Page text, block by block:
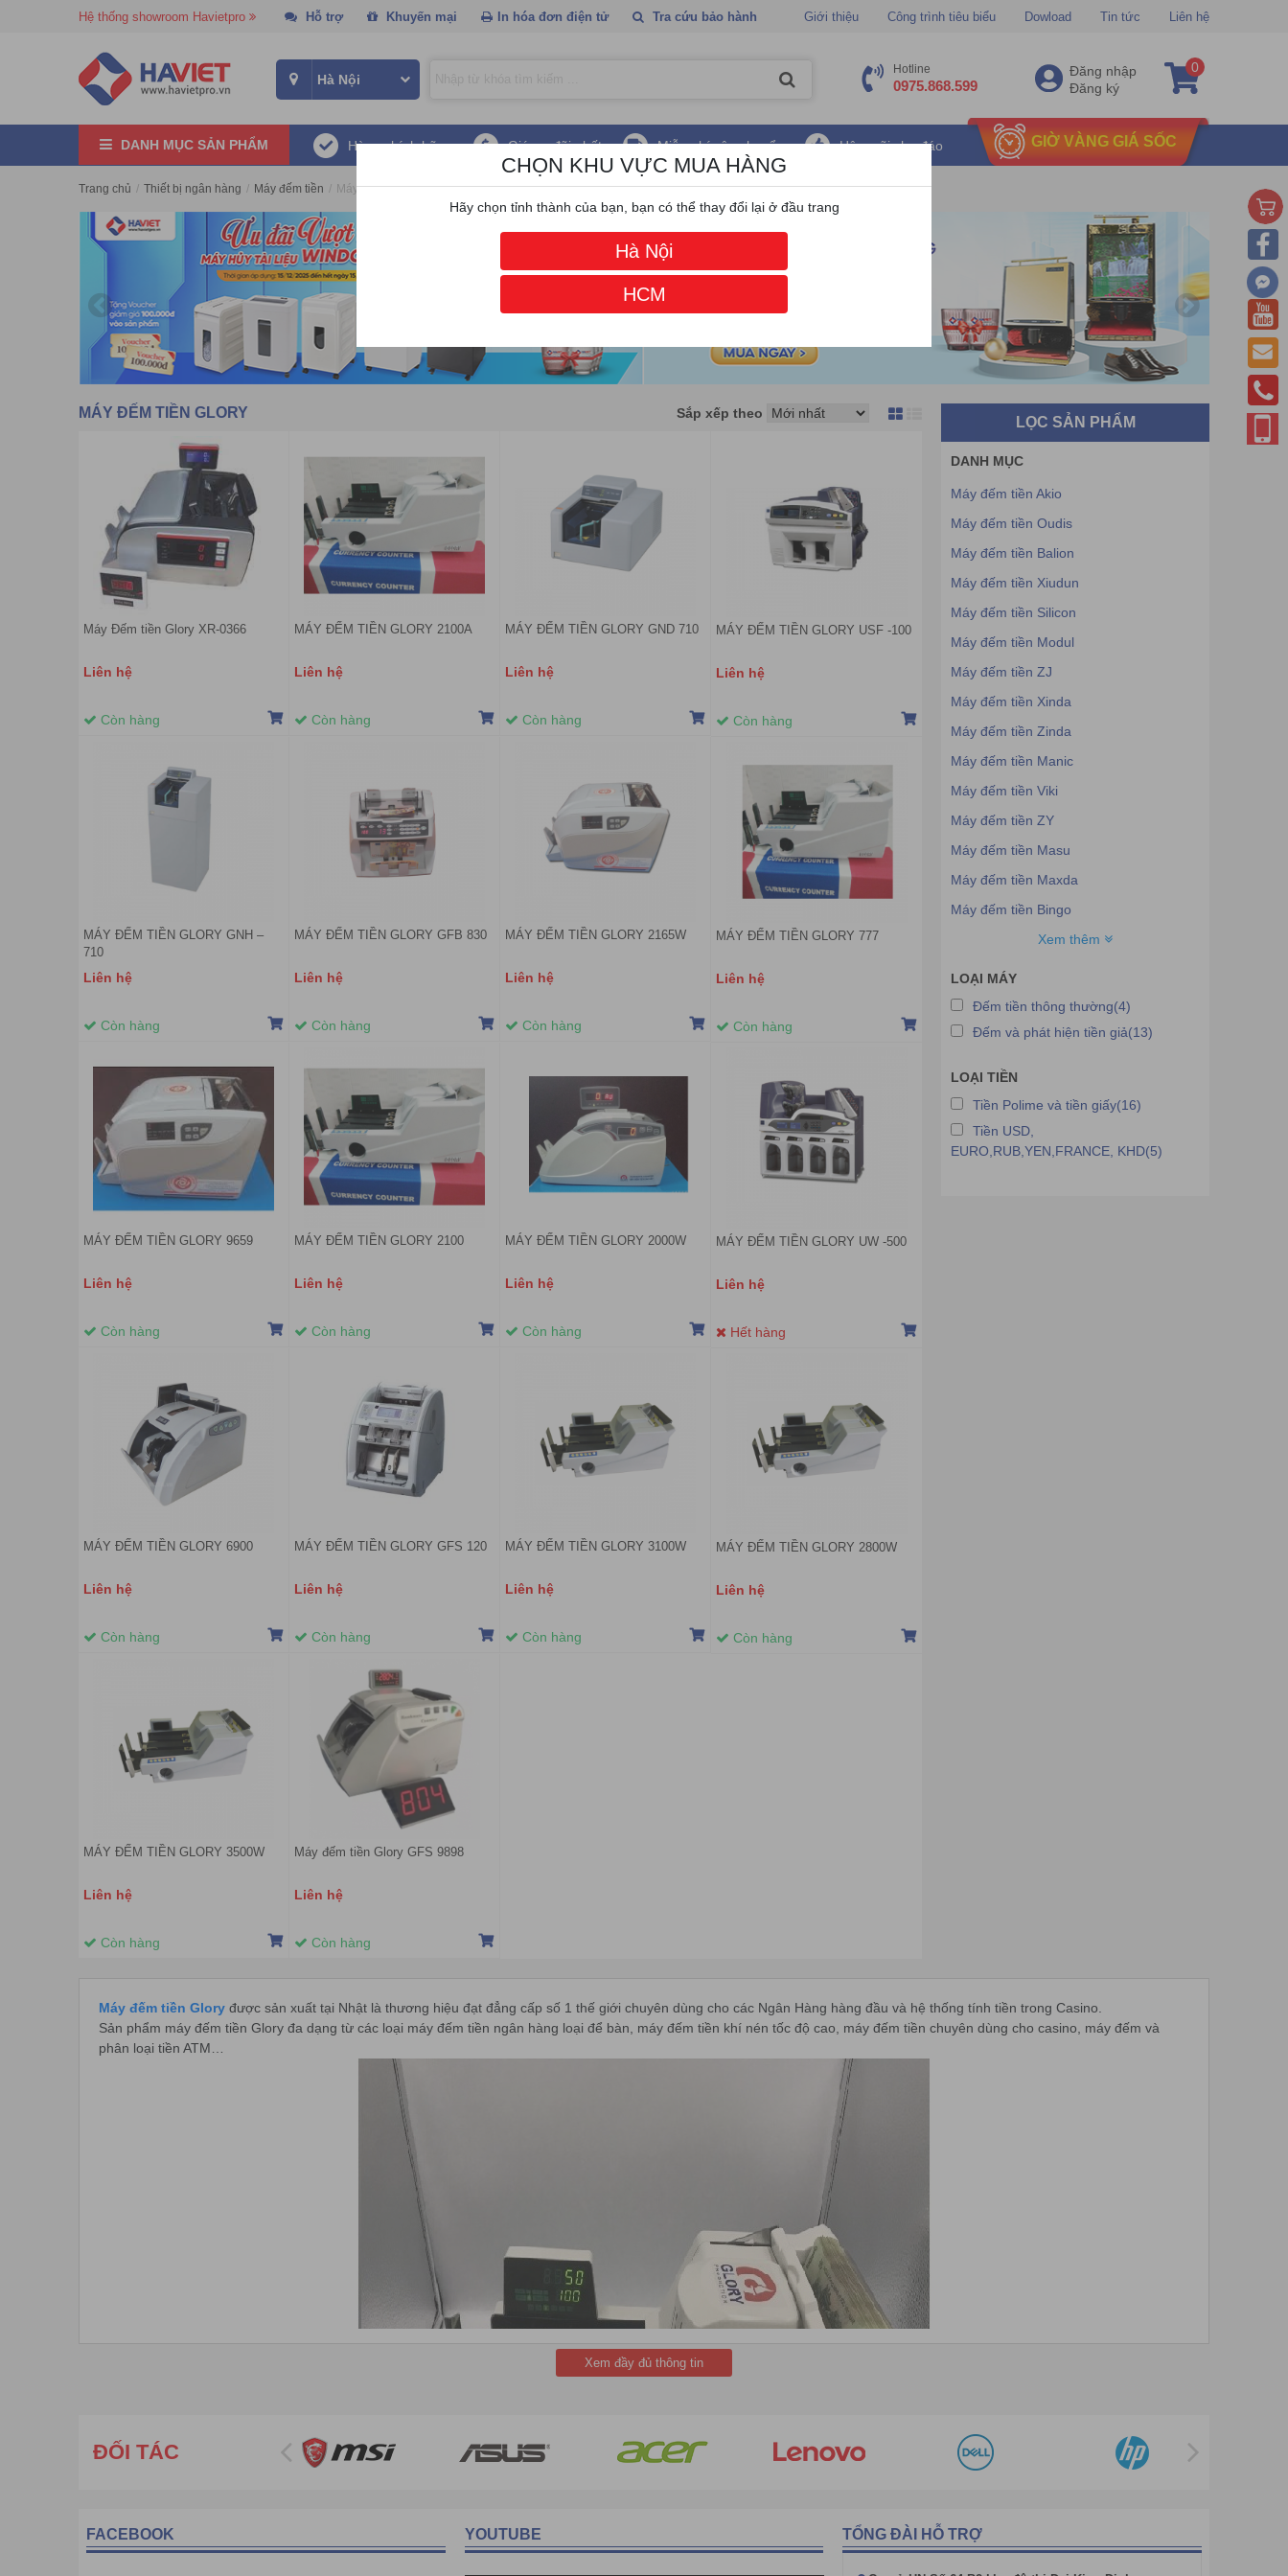
Hệ thống showroom Havietpro Hỗ trợ Khuyến mại In hóa đơn điện tử Tra cứu bảo hành Giới thiệu Công trình tiêu biểu Dowload Tin tức Liên hệ
Hotline
0975.868.599
Đăng nhập
Đăng ký
0
DANH MỤC SẢN PHẨM Hàng chính hãng Giá ưu đãi nhất Miễn phí vận chuyển Hậu mãi chu đáo GIỜ VÀNG GIÁ SỐC
Trang chủ / Thiết bị ngân hàng / Máy đếm tiền / Máy đếm tiền Glory
MÁY ĐẾM TIỀN GLORY Sắp xếp theo
Máy Đếm tiền Glory XR-0366
Liên hệ
Còn hàng
MÁY ĐẾM TIỀN GLORY 2100A
Liên hệ
Còn hàng
MÁY ĐẾM TIỀN GLORY GND 710
Liên hệ
Còn hàng
MÁY ĐẾM TIỀN GLORY USF -100
Liên hệ
Còn hàng
MÁY ĐẾM TIỀN GLORY GNH –
710
Liên hệ
Còn hàng
MÁY ĐẾM TIỀN GLORY GFB 830
Liên hệ
Còn hàng
MÁY ĐẾM TIỀN GLORY 2165W
Liên hệ
Còn hàng
MÁY ĐẾM TIỀN GLORY 777
Liên hệ
Còn hàng
MÁY ĐẾM TIỀN GLORY 9659
Liên hệ
Còn hàng
MÁY ĐẾM TIỀN GLORY 2100
Liên hệ
Còn hàng
MÁY ĐẾM TIỀN GLORY 2000W
Liên hệ
Còn hàng
MÁY ĐẾM TIỀN GLORY UW -500
Liên hệ
Hết hàng
MÁY ĐẾM TIỀN GLORY 6900
Liên hệ
Còn hàng
MÁY ĐẾM TIỀN GLORY GFS 120
Liên hệ
Còn hàng
MÁY ĐẾM TIỀN GLORY 3100W
Liên hệ
Còn hàng
MÁY ĐẾM TIỀN GLORY 2800W
Liên hệ
Còn hàng
MÁY ĐẾM TIỀN GLORY 3500W
Liên hệ
Còn hàng
Máy đếm tiền Glory GFS 9898
Liên hệ
Còn hàng
LỌC SẢN PHẨM
DANH MỤC
Máy đếm tiền Akio
Máy đếm tiền Oudis
Máy đếm tiền Balion
Máy đếm tiền Xiudun
Máy đếm tiền Silicon
Máy đếm tiền Modul
Máy đếm tiền ZJ
Máy đếm tiền Xinda
Máy đếm tiền Zinda
Máy đếm tiền Manic
Máy đếm tiền Viki
Máy đếm tiền ZY
Máy đếm tiền Masu
Máy đếm tiền Maxda
Máy đếm tiền Bingo
Máy đếm tiền Fengzin
Máy đếm tiền Hofa
Máy đếm tiền Glory
Máy đếm tiền Cashta
Máy đếm tiền Jingrui
Xem thêm
LOẠI MÁY
Đếm tiền thông thường(4)
Đếm và phát hiện tiền giả(13)
LOẠI TIỀN
Tiền Polime và tiền giấy(16)
Tiền USD,
EURO,RUB,YEN,FRANCE, KHD(5)
Máy đếm tiền Glory được sản xuất tại Nhật là thương hiệu đạt đẳng cấp số 1 thế giới chuyên dùng cho các Ngân Hàng hàng đầu và hệ thống tính tiền trong Casino.
Sản phẩm máy đếm tiền Glory đa dạng từ các loại máy đếm tiền ngân hàng loại để bàn, máy đếm tiền khí nén tốc độ cao, máy đếm tiền chuyên dùng cho casino, máy đếm và
phân loại tiền ATM…
Xem đầy đủ thông tin
ĐỐI TÁC
FACEBOOK YOUTUBE TỔNG ĐÀI HỖ TRỢ
CHỌN KHU VỰC MUA HÀNG
Hãy chọn tỉnh thành của bạn, bạn có thể thay đổi lại ở đầu trang
Hà Nội
HCM